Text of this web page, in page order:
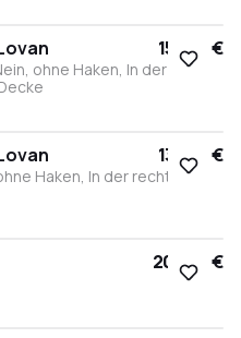
155,00 €
ohne Haken, In der
135,00 €
Haken, In der rechten
204,40 €